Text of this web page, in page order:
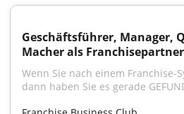
Geschäftsführer, Manager,
Macher als
Wenn Sie nach einem Franchise-
dann haben Sie es gerade